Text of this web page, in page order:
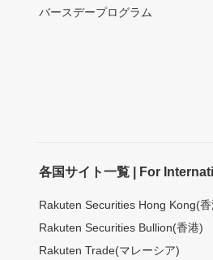
バースデープログラム
各国サイト一覧 | For
Rakuten Securities Hong Kong(香
Rakuten Securities Bullion(香港)
Rakuten Trade(マレーシア)